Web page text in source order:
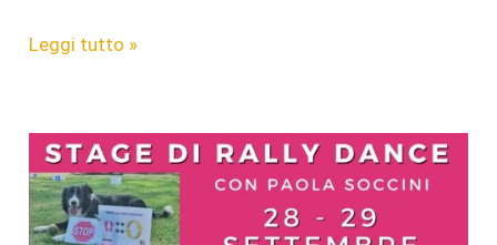
Sport
Vivere
Di
Ricerca
Leggi tutto »